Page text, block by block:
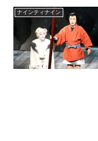
ナインティナイン